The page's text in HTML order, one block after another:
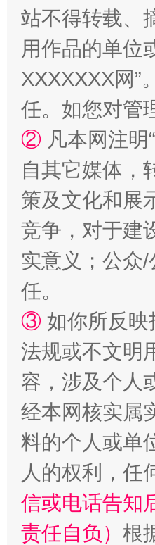
镜头丨大暑三秋
如何以同查同治破解风
一颗心始终滚
站不得转载、
用作品的单位
XXXXXXX网”
任。如您对管
② 凡本网注
自其它媒体，
策及文化和展
竞争，对于建
实意义；公众
任。
③ 如你所反
法规或不文明
容，涉及个人
经本网核实属
料的个人或单
人的权利，任
信或电话告知
责任自负） 根